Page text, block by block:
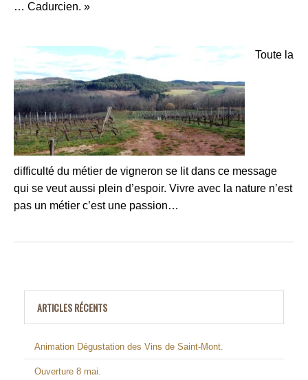
… Cadurcien. »
Toute la
difficulté du métier de vigneron se lit dans ce message
qui se veut aussi plein d’espoir. Vivre avec la nature n’est
pas un métier c’est une passion…
ARTICLES RÉCENTS
Animation Dégustation des Vins de Saint-Mont.
Ouverture 8 mai.